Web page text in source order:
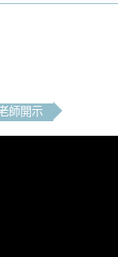
師開示